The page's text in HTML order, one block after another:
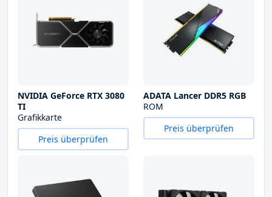
NVIDIA GeForce RTX 3080
TI
Grafikkarte
Preis überprüfen
ADATA Lancer DDR5 RGB
ROM
Preis überprüfen